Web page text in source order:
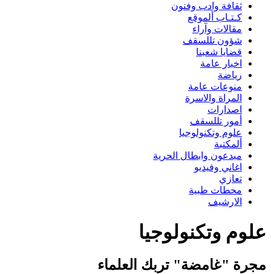
ثقافة وادب وفنون
كـتـاب ألموقع
مقالات وآراء
شؤون تللسقف
قضايا شعبنا
اخبار عامة
رياضة
منوعات عامة
المراة والاسرة
اصدارات
أمور تللسقف
علوم وتكنولوجيا
ألمكتبة
مبدعون وابطال الحرية
اغاني وفيديو
تعازي
محطات طبية
الارشيف
علوم وتكنولوجيا
مجرة "غامضة" تربك العلماء